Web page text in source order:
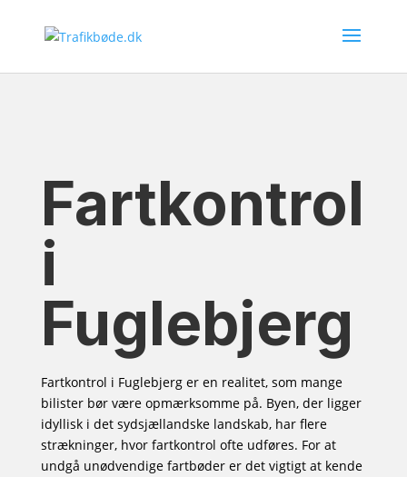
Fartkontrol
i
Fuglebjerg
Fartkontrol i Fuglebjerg er en realitet, som mange
bilister bør være opmærksomme på. Byen, der ligger
idyllisk i det sydsjællandske landskab, har flere
strækninger, hvor fartkontrol ofte udføres. For at
undgå unødvendige fartbøder er det vigtigt at kende